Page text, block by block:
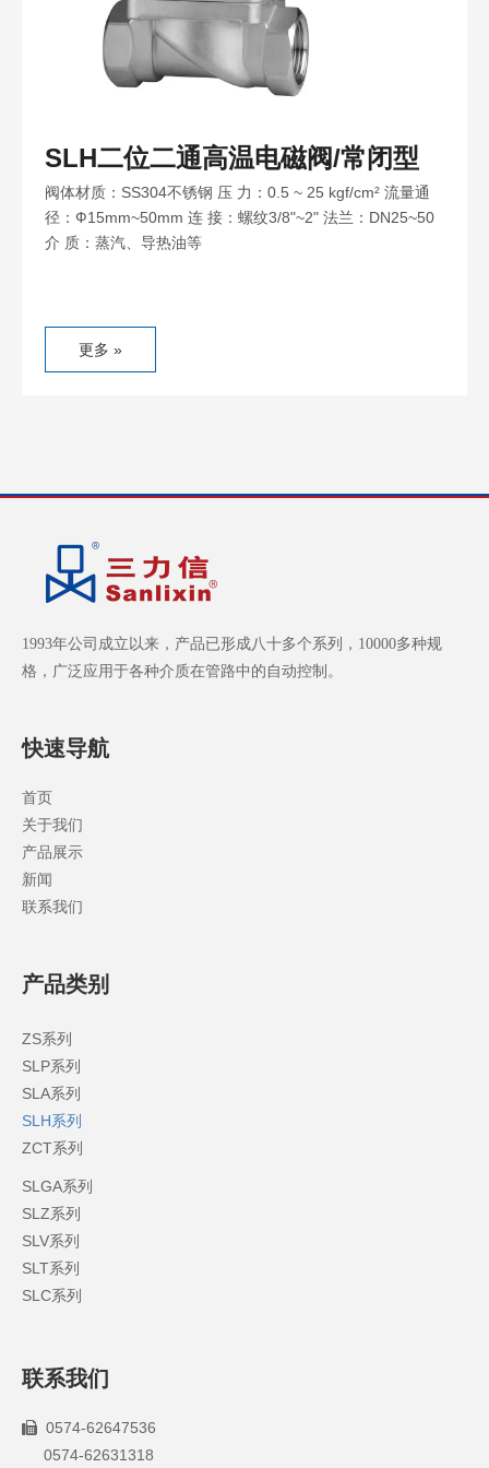
SLH二位二通高温电磁阀/常闭型
阀体材质：SS304不锈钢 压 力：0.5 ~ 25 kgf/cm² 流量通
径：Ф15mm~50mm 连 接：螺纹3/8"~2" 法兰：DN25~50
介 质：蒸汽、导热油等
更多 »
1993年公司成立以来，产品已形成八十多个系列，10000多种规
格，广泛应用于各种介质在管路中的自动控制。
快速导航
首页
关于我们
产品展示
新闻
联系我们
产品类别
ZS系列
SLP系列
SLA系列
SLH系列
ZCT系列
SLGA系列
SLZ系列
SLV系列
SLT系列
SLC系列
联系我们
 0574-62647536
0574-62631318